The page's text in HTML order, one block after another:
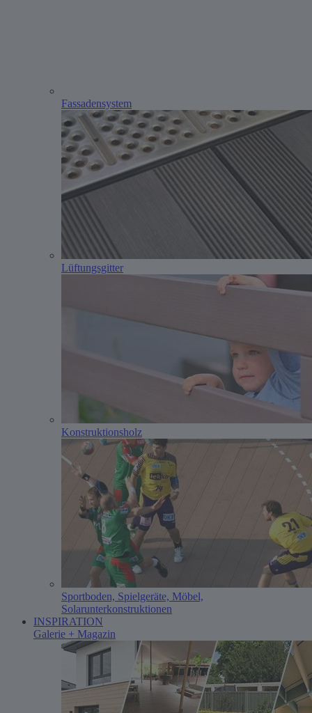
Fassadensystem
Lüftungsgitter
Konstruktionsholz
Sportboden, Spielgeräte, Möbel,
Solarunterkonstruktionen
INSPIRATION
Galerie + Magazin